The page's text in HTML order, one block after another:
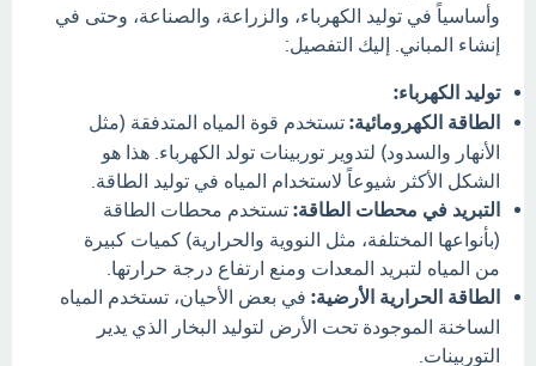
وأساسياً في توليد الكهرباء، والزراعة، والصناعة، وحتى في
إنشاء المباني. إليك التفصيل:
توليد الكهرباء:
الطاقة الكهرومائية: تستخدم قوة المياه المتدفقة (مثل
الأنهار والسدود) لتدوير توربينات تولد الكهرباء. هذا هو
الشكل الأكثر شيوعاً لاستخدام المياه في توليد الطاقة.
التبريد في محطات الطاقة: تستخدم محطات الطاقة
(بأنواعها المختلفة، مثل النووية والحرارية) كميات كبيرة
من المياه لتبريد المعدات ومنع ارتفاع درجة حرارتها.
الطاقة الحرارية الأرضية: في بعض الأحيان، تستخدم المياه
الساخنة الموجودة تحت الأرض لتوليد البخار الذي يدير
التوربينات.